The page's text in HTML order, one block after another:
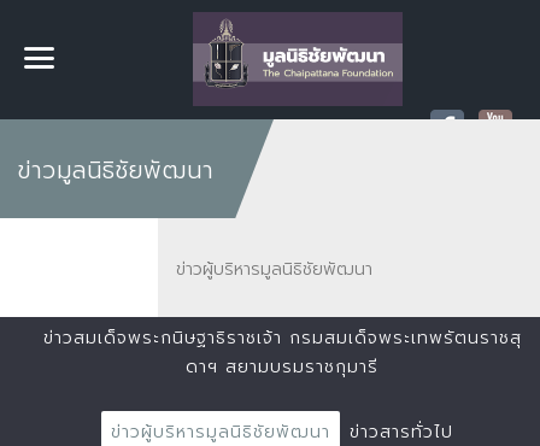
ข่าวมูลนิธิชัยพัฒนา
ข่าวผู้บริหารมูลนิธิชัยพัฒนา
ข่าวสมเด็จพระกนิษฐาธิราชเจ้า กรมสมเด็จพระเทพรัตนราชสุ
ดาฯ สยามบรมราชกุมารี
ข่าวผู้บริหารมูลนิธิชัยพัฒนา ข่าวสารทั่วไป